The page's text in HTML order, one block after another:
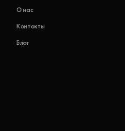
О нас
Контакты
Блог